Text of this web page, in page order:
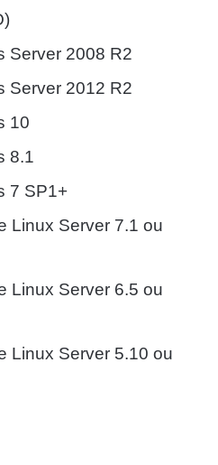
Server 2008 R2
Server 2012 R2
10
8.1
7 SP1+
Linux Server 7.1 ou
Linux Server 6.5 ou
Linux Server 5.10 ou